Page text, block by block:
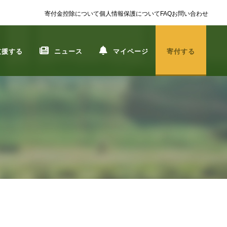
寄付金控除について個人情報保護についてFAQお問い合わせ
する ニュース マイページ 寄付する